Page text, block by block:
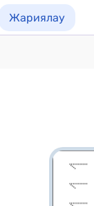
Жариялау